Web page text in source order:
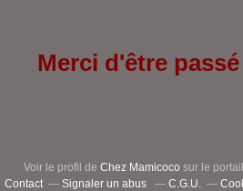
Merci d'être
Voir le profil de Chez Mamicoco sur le
Contact
Signaler un abus C.G.U.